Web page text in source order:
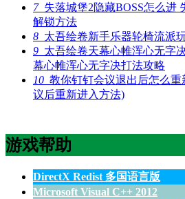
7失落城堡2隐藏BOSS怎么进
解锁方法
8 太吾绘卷新手乐器轮椅流派
9 太吾绘卷天幕心帷浑心无字
幕心帷浑心无字决打法攻略
10 教你钉钉会议退出后怎么
议后重新进入方法)
游戏帮助
DirectX Redist 多国语言版
Microsoft Visual C++ 2012